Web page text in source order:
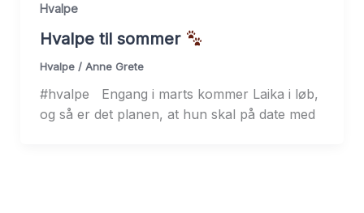
Hvalpe
Hvalpe til sommer
Hvalpe/ Anne Grete
#hvalpe Engang i marts kommer Laika i løb,
og så er det planen, at hun skal på date med